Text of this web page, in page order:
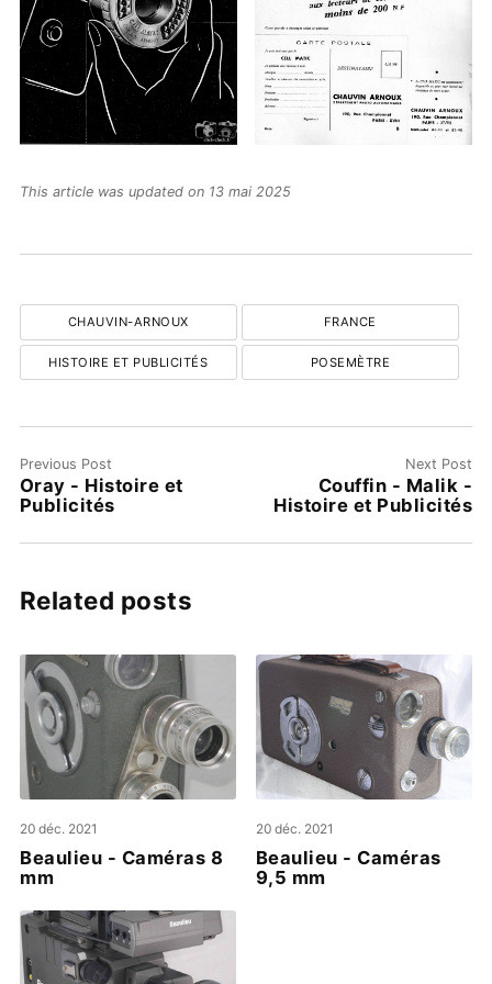
This article was updated on 13 mai 2025
CHAUVIN-ARNOUX FRANCE
HISTOIRE ET PUBLICITÉS POSEMÈTRE
Previous Post
Oray - Histoire et
Publicités
Next Post
Couffin - Malik -
Histoire et Publicités
Related posts
20 déc. 2021
Beaulieu - Caméras 8
mm
20 déc. 2021
Beaulieu - Caméras
9,5 mm